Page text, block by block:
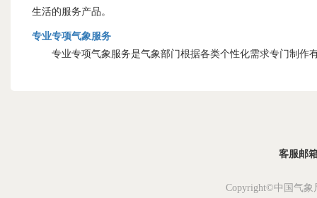
生活的服务产品。
专业专项气象服务
专业专项气象服务是气象部门根据各类个性化需求专门制作
客服邮
Copyright©中国气象